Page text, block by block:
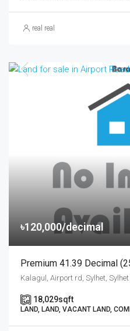
real real
৳120,000/decimal
Kalagul, Airport rd, Sylhet, Sylhet
18,029sqft
LAND, LAND, VACANT LAND,